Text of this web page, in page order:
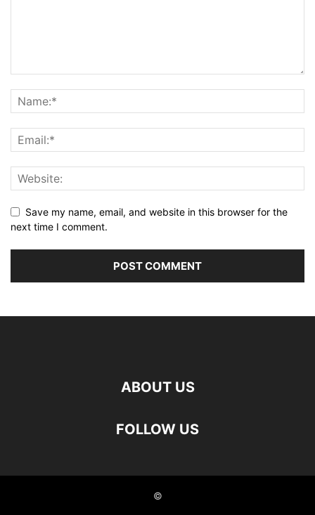
Save my name, email, and website in this browser for the
next time I comment.
ABOUT US
FOLLOW US
©